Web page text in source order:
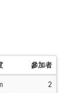
參加者
2